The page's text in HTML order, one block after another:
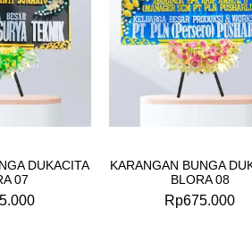
DUKACITA
07
KARANGAN BUNGA
BLORA 08
Rp675.000